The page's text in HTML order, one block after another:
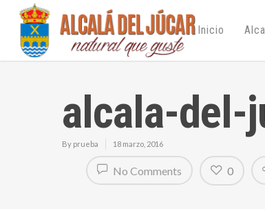
Inicio
alcala-del-
By prueba 18 marzo, 2016
No Comments 0